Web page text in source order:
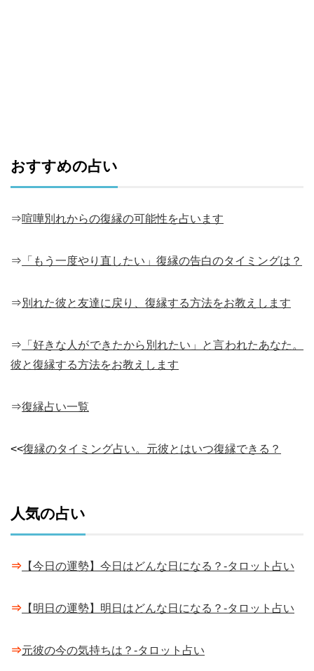
おすすめの占い
⇒喧嘩別れからの復縁の可能性を占います
⇒ 「もう一度やり直したい」復縁の告白のタイミングは？
⇒別れた彼と友達に戻り、復縁する方法をお教えします
⇒ 「好きな人ができたから別れたい」と言われたあなた。
彼と復縁する方法をお教えします
⇒復縁占い一覧
<<復縁のタイミング占い。元彼とはいつ復縁できる？
人気の占い
⇒ 【今日の運勢】今日はどんな日になる？-タロット占い
⇒ 【明日の運勢】明日はどんな日になる？-タロット占い
⇒元彼の今の気持ちは？-タロット占い